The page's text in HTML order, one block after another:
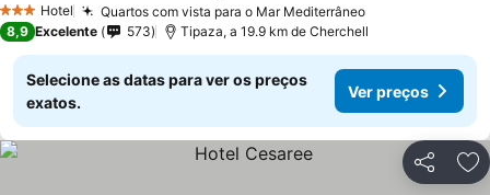
3 EstrelasHotel Quartos com vista para o Mar MediterrâneoVer preços
8,9 Excelente 573 Tipaza, a 19.9 km de Cherchell
Selecione as datas para ver os preços
exatos.
Ver preços
Partilhar